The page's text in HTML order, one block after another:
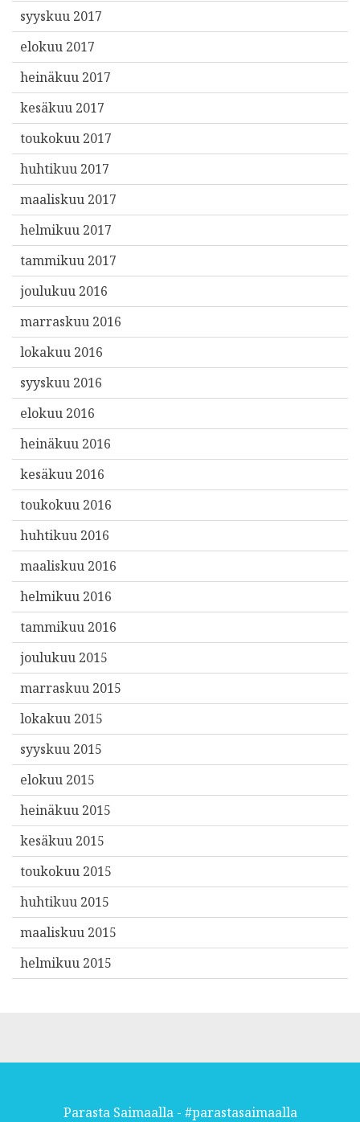
syyskuu 2017
elokuu 2017
heinäkuu 2017
kesäkuu 2017
toukokuu 2017
huhtikuu 2017
maaliskuu 2017
helmikuu 2017
tammikuu 2017
joulukuu 2016
marraskuu 2016
lokakuu 2016
syyskuu 2016
elokuu 2016
heinäkuu 2016
kesäkuu 2016
toukokuu 2016
huhtikuu 2016
maaliskuu 2016
helmikuu 2016
tammikuu 2016
joulukuu 2015
marraskuu 2015
lokakuu 2015
syyskuu 2015
elokuu 2015
heinäkuu 2015
kesäkuu 2015
toukokuu 2015
huhtikuu 2015
maaliskuu 2015
helmikuu 2015
Parasta Saimaalla - #parastasaimaalla